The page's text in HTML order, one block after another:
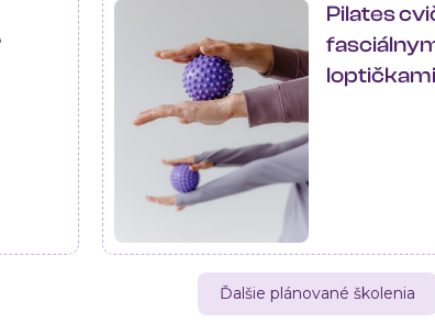
Pilates
loptičkami
Ďalšie plánované školenia